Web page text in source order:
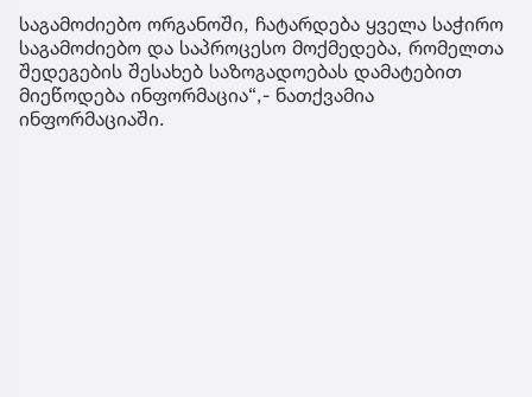
საგამოძიებო ორგანოში, ჩატარდება ყველა საჭირო
საგამოძიებო და საპროცესო მოქმედება, რომელთა
შედეგების შესახებ საზოგადოებას დამატებით
მიეწოდება ინფორმაცია“,- ნათქვამია
ინფორმაციაში.